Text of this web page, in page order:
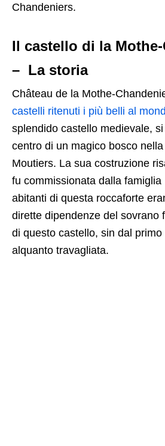
Chandeniers.
Il castello di la
– La storia
Château de la Mothe-
castelli ritenuti i più belli al
splendido castello medievale,
centro di un magico bosco
Moutiers. La sua costruzione
fu commissionata dalla famiglia
abitanti di questa roccaforte
dirette dipendenze del sovrano
di questo castello, sin dal
alquanto travagliata.